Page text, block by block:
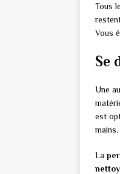
Tous
Vous
Se
Une
est
mains.
La